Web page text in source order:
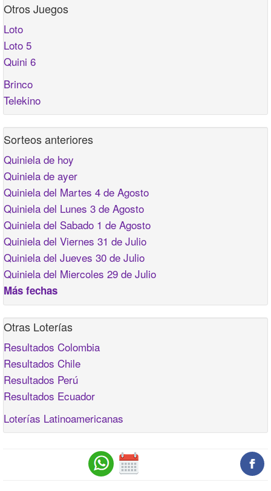
Otros Juegos
Loto
Loto 5
Quini 6
Brinco
Telekino
Sorteos anteriores
Quiniela de hoy
Quiniela de ayer
Quiniela del Martes 4 de Agosto
Quiniela del Lunes 3 de Agosto
Quiniela del Sabado 1 de Agosto
Quiniela del Viernes 31 de Julio
Quiniela del Jueves 30 de Julio
Quiniela del Miercoles 29 de Julio
Más fechas
Otras Loterías
Resultados Colombia
Resultados Chile
Resultados Perú
Resultados Ecuador
Loterías Latinoamericanas